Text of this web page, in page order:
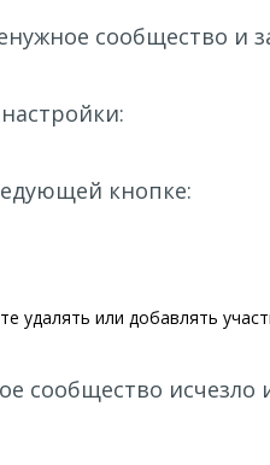
сообщество и
кнопке:
удалять или добавлять
исчезло